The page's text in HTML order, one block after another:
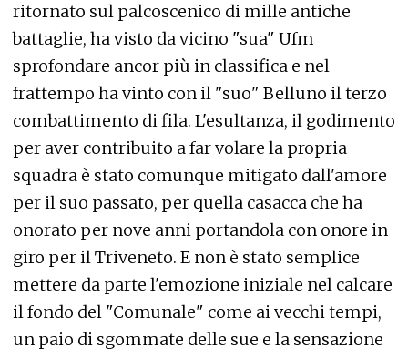
ritornato sul palcoscenico di mille antiche
battaglie, ha visto da vicino "sua" Ufm
sprofondare ancor più in classifica e nel
frattempo ha vinto con il "suo" Belluno il terzo
combattimento di fila. L'esultanza, il godimento
per aver contribuito a far volare la propria
squadra è stato comunque mitigato dall'amore
per il suo passato, per quella casacca che ha
onorato per nove anni portandola con onore in
giro per il Triveneto. E non è stato semplice
mettere da parte l'emozione iniziale nel calcare
il fondo del "Comunale" come ai vecchi tempi,
un paio di sgommate delle sue e la sensazione